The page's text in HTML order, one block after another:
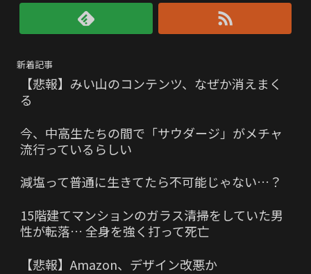
新着記事
【悲報】みい山のコンテンツ、なぜか消えまく
る
今、中高生たちの間で「サウダージ」がメチャ
流行っているらしい
減塩って普通に生きてたら不可能じゃない…？
15階建てマンションのガラス清掃をしていた男
性が転落… 全身を強く打って死亡
【悲報】Amazon、デザイン改悪か